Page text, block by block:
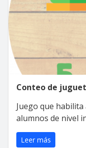
Conteo de
Juego que
alumnos de nivel
Leer más